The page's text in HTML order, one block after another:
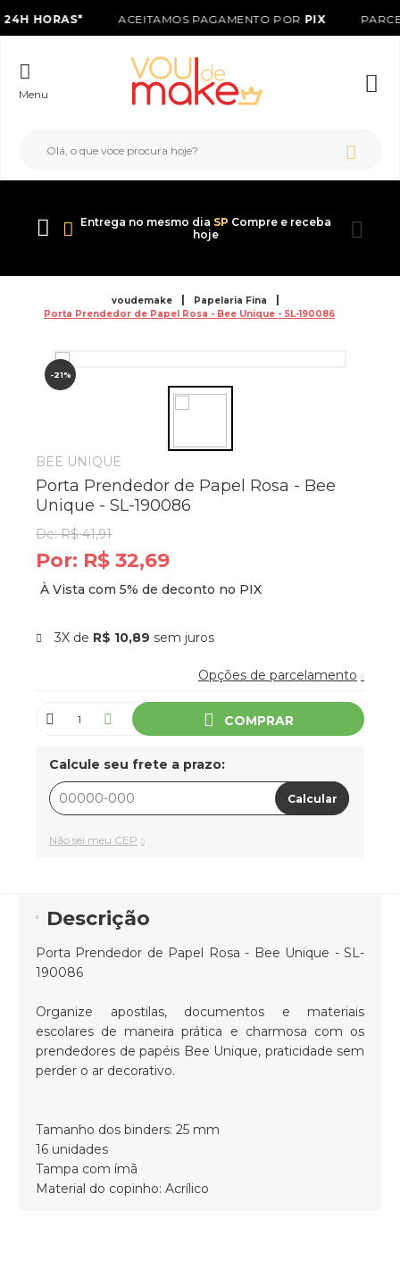
24H HORAS* ACEITAMOS PAGAMENTO POR PIX
Menu
Entrega no mesmo dia SP Compre e receba
hoje
voudemake
Papelaria Fina
Porta Prendedor de Papel Rosa - Bee Unique - SL-190086
-21%
BEE UNIQUE
Porta Prendedor de Papel Rosa - Bee
Unique - SL-190086
De:R$ 41,91
Por: R$ 32,69
3X de R$ 10,89 sem juros
Opções de parcelamento
COMPRAR
Calcule seu frete a prazo:
Não sei meu CEP
Calcular
Descrição
Porta Prendedor de Papel Rosa - Bee Unique - SL-
190086
Organize apostilas, documentos e materiais
escolares de maneira prática e charmosa com os
prendedores de papéis Bee Unique, praticidade sem
perder o ar decorativo.
Tamanho dos binders: 25 mm
16 unidades
Tampa com ímã
Material do copinho: Acrílico